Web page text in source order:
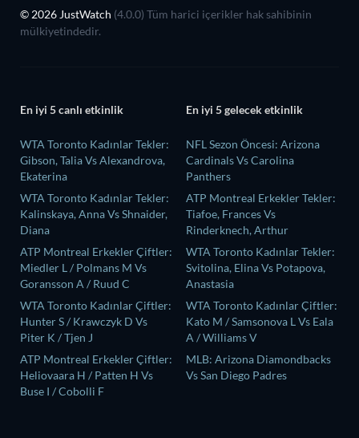
© 2026 JustWatch (4.0.0) Tüm harici içerikler hak sahibinin
mülkiyetindedir.
En iyi 5 canlı etkinlik
WTA Toronto Kadınlar Tekler:
Gibson, Talia Vs Alexandrova,
Ekaterina
WTA Toronto Kadınlar Tekler:
Kalinskaya, Anna Vs Shnaider,
Diana
ATP Montreal Erkekler Çiftler:
Miedler L / Polmans M Vs
Goransson A / Ruud C
WTA Toronto Kadınlar Çiftler:
Hunter S / Krawczyk D Vs
Piter K / Tjen J
ATP Montreal Erkekler Çiftler:
Heliovaara H / Patten H Vs
Buse I / Cobolli F
En iyi 5 gelecek etkinlik
NFL Sezon Öncesi: Arizona
Cardinals Vs Carolina
Panthers
ATP Montreal Erkekler Tekler:
Tiafoe, Frances Vs
Rinderknech, Arthur
WTA Toronto Kadınlar Tekler:
Svitolina, Elina Vs Potapova,
Anastasia
WTA Toronto Kadınlar Çiftler:
Kato M / Samsonova L Vs Eala
A / Williams V
MLB: Arizona Diamondbacks
Vs San Diego Padres